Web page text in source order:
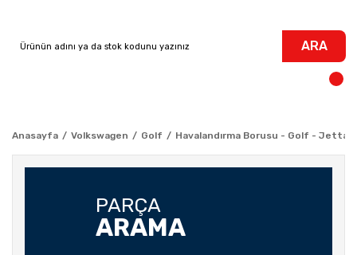
ARA
Anasayfa Volkswagen Golf Havalandırma Borusu - Golf - Jetta
PARÇA
ARAMA